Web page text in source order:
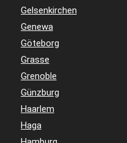
Gelsenkirchen
Genewa
Göteborg
Grasse
Grenoble
Günzburg
Haarlem
Haga